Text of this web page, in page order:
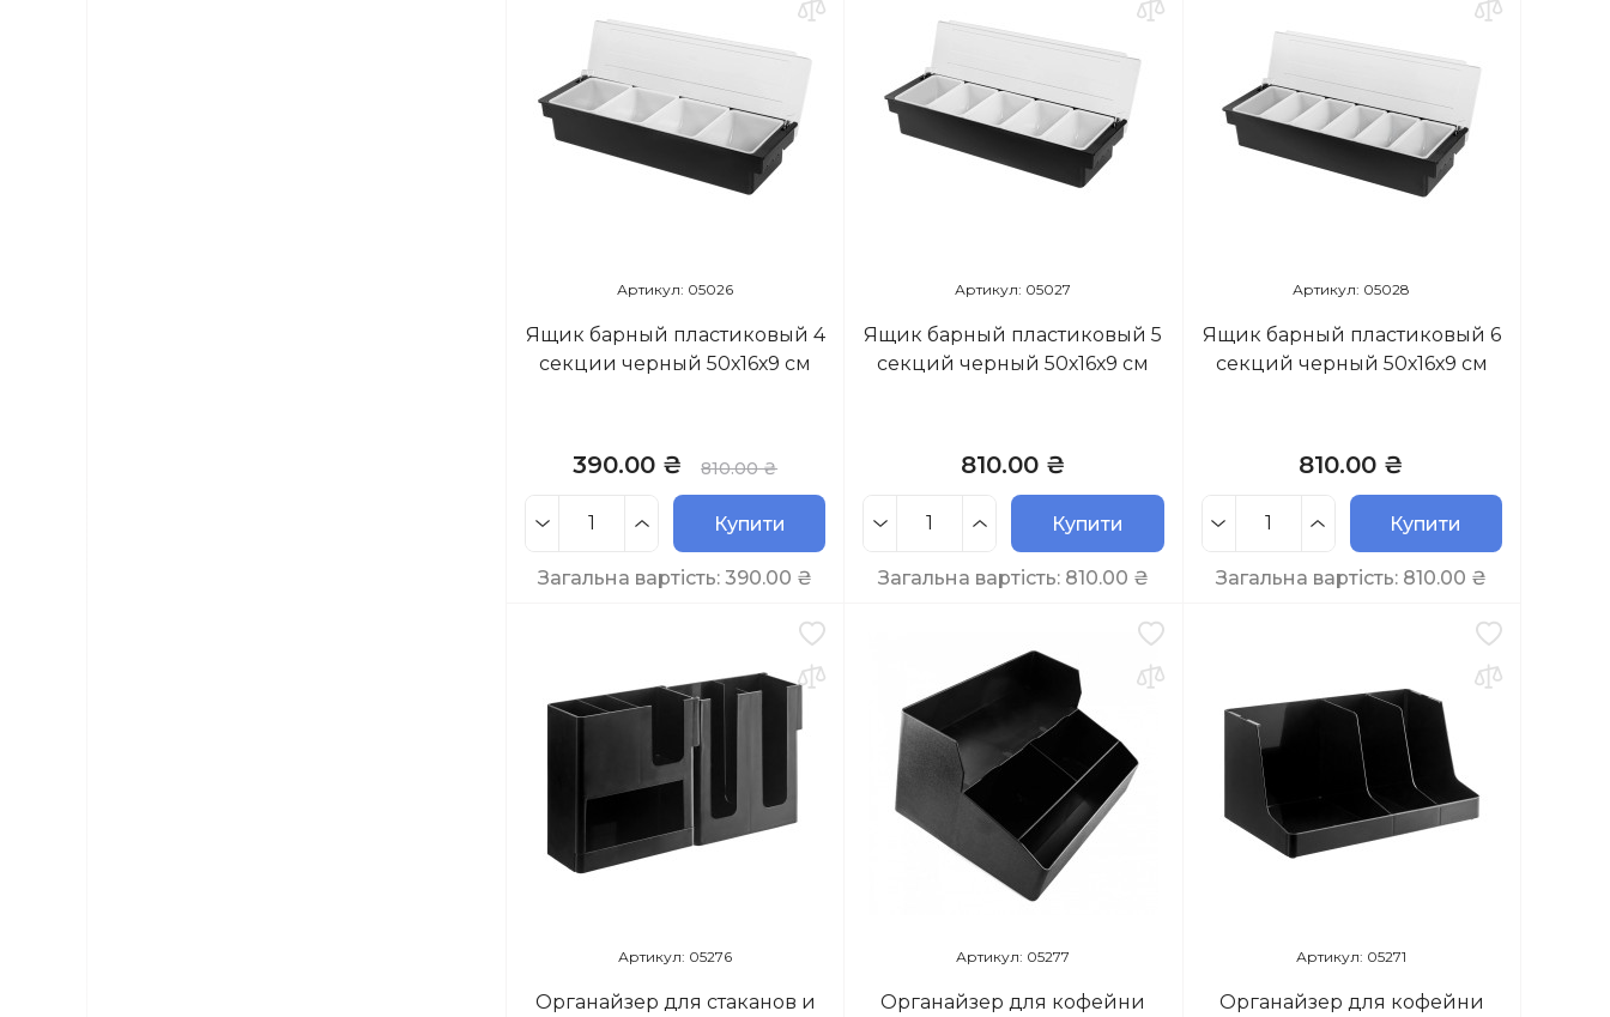
Артикул: 05026
Ящик барный пластиковый 4
секции черный 50х16х9 см
390.00 ₴ 810.00 ₴
Купити
Загальна вартість:390.00 ₴
Артикул: 05027
Ящик барный пластиковый 5
секций черный 50х16х9 см
810.00 ₴
Купити
Загальна вартість: 810.00 ₴
Артикул: 05028
Ящик барный пластиковый 6
секций черный 50х16х9 см
810.00 ₴
Купити
Загальна вартість: 810.00 ₴
Артикул: 05276
Органайзер для стаканов и
Артикул: 05277
Органайзер для кофейни
Артикул: 05271
Органайзер для кофейни